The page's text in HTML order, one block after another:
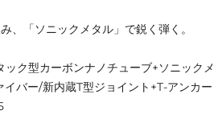
、「ソニックメタル」で鋭く弾く。
ク型カーボンナノチューブ+ソニックメ
バー/新内蔵T型ジョイント+T-アンカー